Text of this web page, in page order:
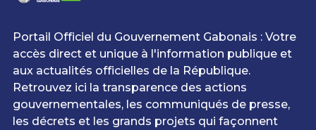
Portail Officiel du Gouvernement Gabonais : Votre
accès direct et unique à l'information publique et
aux actualités officielles de la République.
Retrouvez ici la transparence des actions
gouvernementales, les communiqués de presse,
les décrets et les grands projets qui façonnent